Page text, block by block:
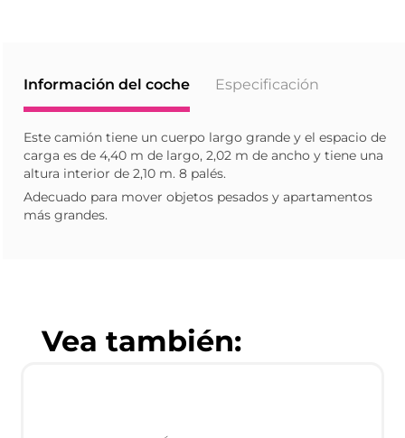
Información del coche Especificación
Este camión tiene un cuerpo largo grande y el espacio de
carga es de 4,40 m de largo, 2,02 m de ancho y tiene una
altura interior de 2,10 m. 8 palés.
Adecuado para mover objetos pesados y apartamentos
más grandes.
Vea también: